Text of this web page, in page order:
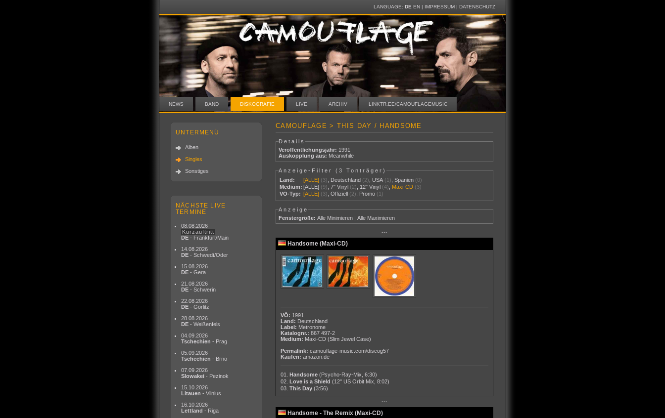
LANGUAGE: DE EN| IMPRESSUM| DATENSCHUTZ
NEWS BAND DISKOGRAFIE LIVE ARCHIV LINKTR.EE/CAMOUFLAGEMUSIC
UNTERMENÜ
Alben
Singles
Sonstiges
NÄCHSTE LIVE
TERMINE
08.08.2026
Kurzauftritt
DE - Frankfurt/Main
14.08.2026
DE - Schwedt/Oder
15.08.2026
DE - Gera
21.08.2026
DE - Schwerin
22.08.2026
DE - Görlitz
28.08.2026
DE - Weißenfels
04.09.2026
Tschechien - Prag
05.09.2026
Tschechien - Brno
07.09.2026
Slowakei - Pezinok
15.10.2026
Litauen - Vilnius
16.10.2026
Lettland - Riga
CAMOUFLAGE > THIS DAY / HANDSOME
Details
Veröffentlichungsjahr: 1991
Auskopplung aus: Meanwhile
Anzeige-Filter (3 Tonträger)
Land:
[ALLE] (3) Deutschland (2) USA (1) ,Spanien (0)
Medium: [ALLE] (9) ,7" Vinyl (2) 12" Vinyl (4) Maxi-CD (3)
VÖ-Typ: [ALLE] (3) ,Offiziell (2) Promo (1)
Anzeige
Fenstergröße: Alle Minimieren |Alle Maximieren
···
Handsome (Maxi-CD)
VÖ: 1991
Land: Deutschland
Label: Metronome
Katalognr.: 867 497-2
Medium: Maxi-CD(Slim Jewel Case)
Permalink: camouflage-music.com/discog57
Kaufen: amazon.de
01. Handsome (Psycho-Ray-Mix, 6:30)
02.
Love is a Shield (12" US Orbit Mix, 8:02)
03. This Day (3:56)
···
Handsome - The Remix (Maxi-CD)